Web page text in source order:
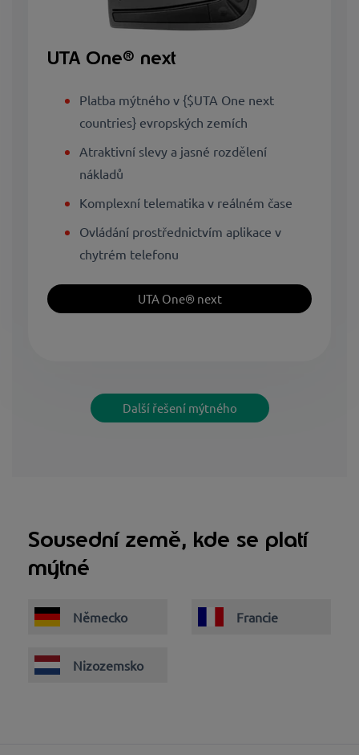
UTA One® next
Platba mýtného v {$UTA One next
countries} evropských zemích
Atraktivní slevy a jasné rozdělení
nákladů
Komplexní telematika v reálném čase
Ovládání prostřednictvím aplikace v
chytrém telefonu
UTA One® next
Další řešení mýtného
Sousední země, kde se platí
mýtné
Německo Francie
Nizozemsko